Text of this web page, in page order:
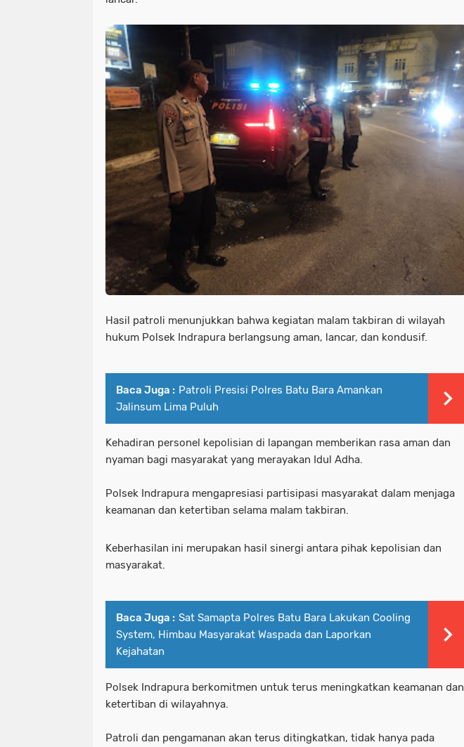
Hasil patroli menunjukkan bahwa kegiatan malam takbiran di wilayah
hukum Polsek Indrapura berlangsung aman, lancar, dan kondusif.
Baca Juga : Patroli Presisi Polres Batu Bara Amankan
Jalinsum Lima Puluh
Kehadiran personel kepolisian di lapangan memberikan rasa aman dan
nyaman bagi masyarakat yang merayakan Idul Adha.
Polsek Indrapura mengapresiasi partisipasi masyarakat dalam menjaga
keamanan dan ketertiban selama malam takbiran.
Keberhasilan ini merupakan hasil sinergi antara pihak kepolisian dan
masyarakat.
Baca Juga : Sat Samapta Polres Batu Bara Lakukan Cooling
System, Himbau Masyarakat Waspada dan Laporkan
Kejahatan
Polsek Indrapura berkomitmen untuk terus meningkatkan keamanan dan
ketertiban di wilayahnya.
Patroli dan pengamanan akan terus ditingkatkan, tidak hanya pada